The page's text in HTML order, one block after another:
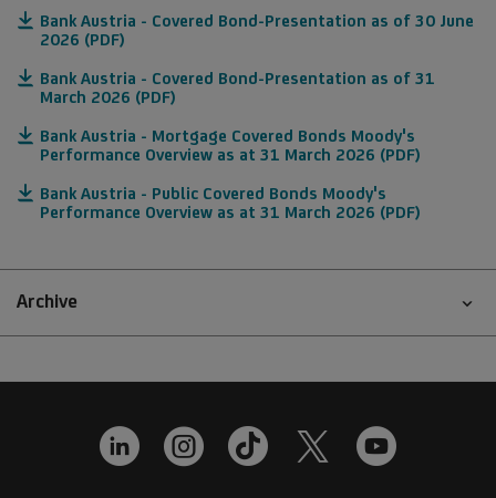
Bank Austria - Covered Bond-Presentation as of 30 June
2026 (PDF)
Bank Austria - Covered Bond-Presentation as of 31
March 2026 (PDF)
Bank Austria - Mortgage Covered Bonds Moody's
Performance Overview as at 31 March 2026 (PDF)
Bank Austria - Public Covered Bonds Moody's
Performance Overview as at 31 March 2026 (PDF)
Archive